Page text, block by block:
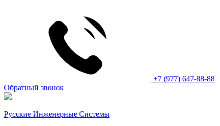
+7 (977) 647-88-88
Обратный звонок
Русские Инженерные Системы